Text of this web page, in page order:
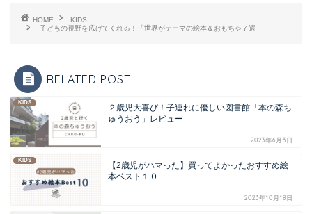
HOME
KIDS
子どもの視野を広げてくれる！「世界がテーマの絵本＆おもちゃ７選」
RELATED POST
KIDS
２歳児大喜び！子連れに優しい図書館「本の森ち
ゅうおう」レビュー
2023年6月3日
KIDS
【2歳児がハマった】買ってよかったおすすめ絵
本ベスト１０
2023年10月18日